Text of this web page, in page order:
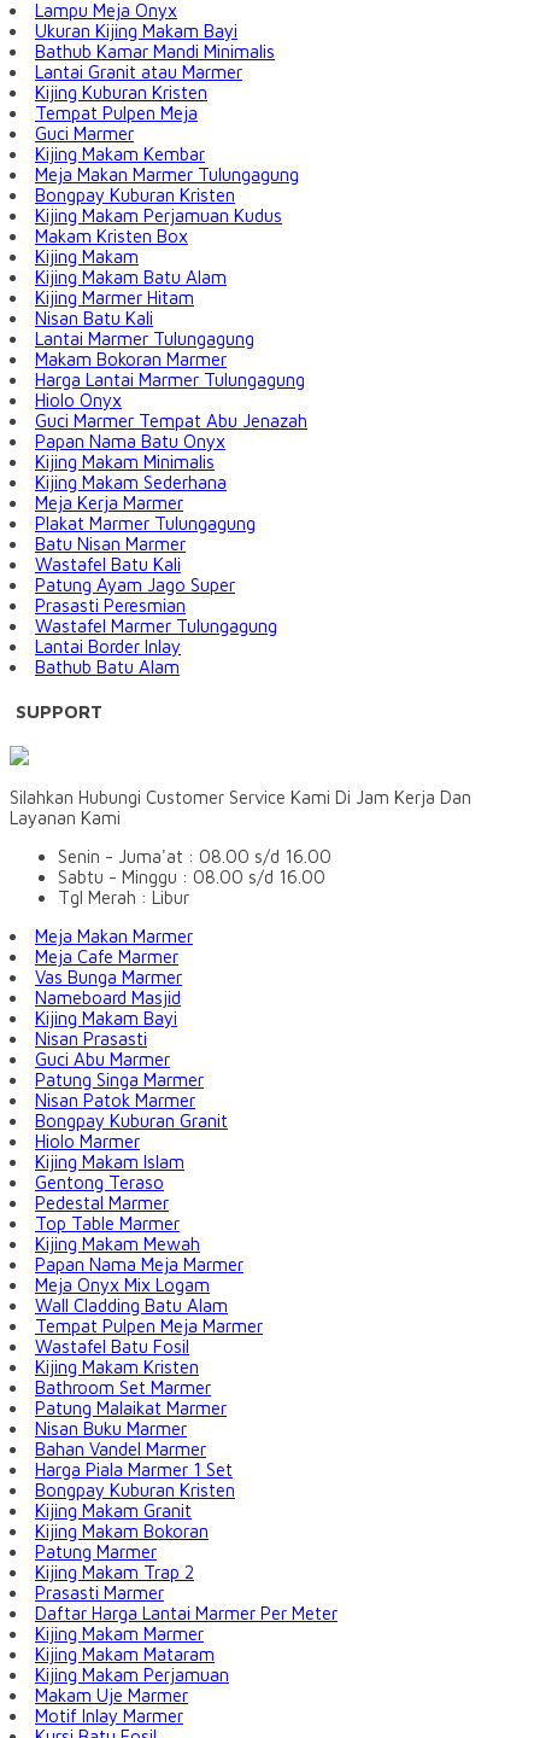
Lampu Meja Onyx
Ukuran Kijing Makam Bayi
Bathub Kamar Mandi Minimalis
Lantai Granit atau Marmer
Kijing Kuburan Kristen
Tempat Pulpen Meja
Guci Marmer
Kijing Makam Kembar
Meja Makan Marmer Tulungagung
Bongpay Kuburan Kristen
Kijing Makam Perjamuan Kudus
Makam Kristen Box
Kijing Makam
Kijing Makam Batu Alam
Kijing Marmer Hitam
Nisan Batu Kali
Lantai Marmer Tulungagung
Makam Bokoran Marmer
Harga Lantai Marmer Tulungagung
Hiolo Onyx
Guci Marmer Tempat Abu Jenazah
Papan Nama Batu Onyx
Kijing Makam Minimalis
Kijing Makam Sederhana
Meja Kerja Marmer
Plakat Marmer Tulungagung
Batu Nisan Marmer
Wastafel Batu Kali
Patung Ayam Jago Super
Prasasti Peresmian
Wastafel Marmer Tulungagung
Lantai Border Inlay
Bathub Batu Alam
SUPPORT
Silahkan Hubungi Customer Service Kami Di Jam Kerja Dan
Layanan Kami
Senin - Juma'at : 08.00 s/d 16.00
Sabtu - Minggu : 08.00 s/d 16.00
Tgl Merah : Libur
Meja Makan Marmer
Meja Cafe Marmer
Vas Bunga Marmer
Nameboard Masjid
Kijing Makam Bayi
Nisan Prasasti
Guci Abu Marmer
Patung Singa Marmer
Nisan Patok Marmer
Bongpay Kuburan Granit
Hiolo Marmer
Kijing Makam Islam
Gentong Teraso
Pedestal Marmer
Top Table Marmer
Kijing Makam Mewah
Papan Nama Meja Marmer
Meja Onyx Mix Logam
Wall Cladding Batu Alam
Tempat Pulpen Meja Marmer
Wastafel Batu Fosil
Kijing Makam Kristen
Bathroom Set Marmer
Patung Malaikat Marmer
Nisan Buku Marmer
Bahan Vandel Marmer
Harga Piala Marmer 1 Set
Bongpay Kuburan Kristen
Kijing Makam Granit
Kijing Makam Bokoran
Patung Marmer
Kijing Makam Trap 2
Prasasti Marmer
Daftar Harga Lantai Marmer Per Meter
Kijing Makam Marmer
Kijing Makam Mataram
Kijing Makam Perjamuan
Makam Uje Marmer
Motif Inlay Marmer